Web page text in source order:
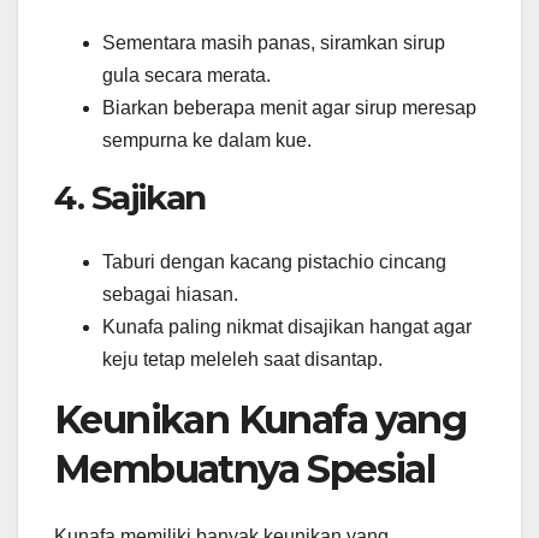
Sementara masih panas, siramkan sirup
gula secara merata.
Biarkan beberapa menit agar sirup meresap
sempurna ke dalam kue.
4. Sajikan
Taburi dengan kacang pistachio cincang
sebagai hiasan.
Kunafa paling nikmat disajikan hangat agar
keju tetap meleleh saat disantap.
Keunikan Kunafa yang
Membuatnya Spesial